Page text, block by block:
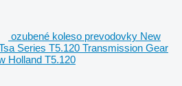
ozubené koleso prevodovky New
Series T5.120 Transmission Gear
Holland T5.120